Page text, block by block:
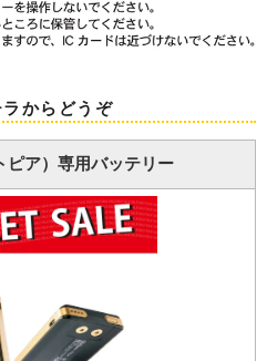
からどうぞ
ピア）専用バッテリー